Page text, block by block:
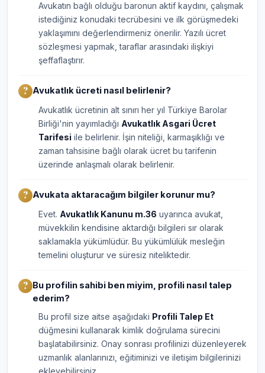
Avukatın bağlı olduğu baronun aktif kaydını, çalışmak
istediğiniz konudaki tecrübesini ve ilk görüşmedeki
yaklaşımını değerlendirmeniz önerilir. Yazılı ücret
sözleşmesi yapmak, taraflar arasındaki ilişkiyi
şeffaflaştırır.
Avukatlık ücreti nasıl belirlenir?
Avukatlık ücretinin alt sınırı her yıl Türkiye Barolar
Birliği'nin yayımladığı Avukatlık Asgari Ücret
Tarifesi ile belirlenir. İşin niteliği, karmaşıklığı ve
zaman tahsisine bağlı olarak ücret bu tarifenin
üzerinde anlaşmalı olarak belirlenir.
Avukata aktaracağım bilgiler korunur mu?
Evet. Avukatlık Kanunu m.36 uyarınca avukat,
müvekkilin kendisine aktardığı bilgileri sır olarak
saklamakla yükümlüdür. Bu yükümlülük mesleğin
temelini oluşturur ve süresiz niteliktedir.
Bu profilin sahibi ben miyim, profili nasıl talep
ederim?
Bu profil size aitse aşağıdaki Profili Talep Et
düğmesini kullanarak kimlik doğrulama sürecini
başlatabilirsiniz. Onay sonrası profilinizi düzenleyerek
uzmanlık alanlarınızı, eğitiminizi ve iletişim bilgilerinizi
ekleyebilirsiniz.